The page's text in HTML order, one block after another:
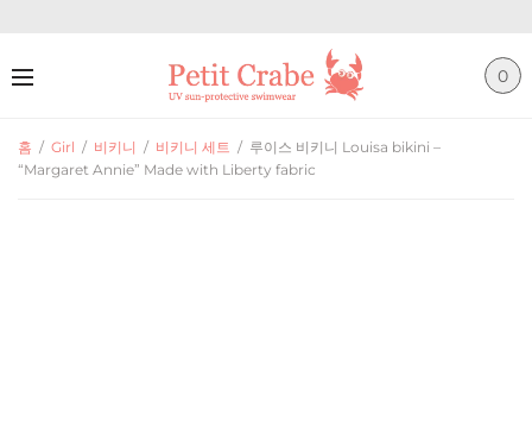
0
홈 / Girl / 비키니 / 비키니 세트 / 루이스 비키니 Louisa bikini –
“Margaret Annie” Made with Liberty fabric